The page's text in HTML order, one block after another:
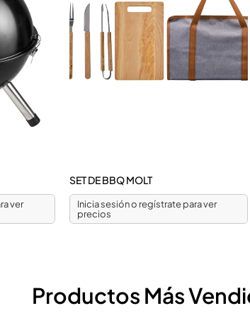
ver
SET DE BBQ MOLT
Inicia sesión o regístrate para ver
precios
Productos Más